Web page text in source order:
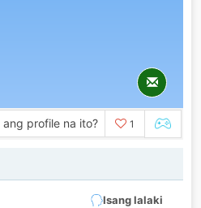
profile na ito? 1
Isang lalaki